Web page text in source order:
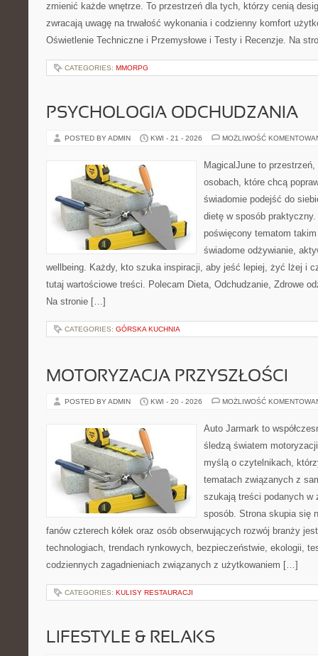
zmienić każde wnętrze. To przestrzeń dla tych, którzy cenią
zwracają uwagę na trwałość wykonania i codzienny komfort
Oświetlenie Techniczne i Przemysłowe i Testy i Recenzje. Na
CATEGORIES: MMORPG
PSYCHOLOGIA ODCHUDZANIA
POSTED BY ADMIN KWI - 21 - 2026 MOŻLIWOŚĆ
MagicalJune to
osobach, które chcą
świadomie podejść do
dietę w sposób
poświęcony tematom
świadome odżywianie,
wellbeing. Każdy, kto szuka inspiracji, aby jeść lepiej, żyć lżej i
tutaj wartościowe treści. Polecam Dieta, Odchudzanie, Zdrowe
Na stronie […]
CATEGORIES: GÓRSKA KUCHNIA
MOTORYZACJA PRZYSZŁOŚCI
POSTED BY ADMIN KWI - 20 - 2026 MOŻLIWOŚĆ
Auto Jarmark to
śledzą światem
myślą o czytelnikach,
tematach związanych z
szukają treści podanych w
sposób. Strona skupia się
fanów czterech kółek oraz osób obserwujących rozwój branży
technologiach, trendach rynkowych, bezpieczeństwie, ekologii,
codziennych zagadnieniach związanych z użytkowaniem […]
CATEGORIES: KULISY RESTAURACJI
LIFESTYLE & RELAKS